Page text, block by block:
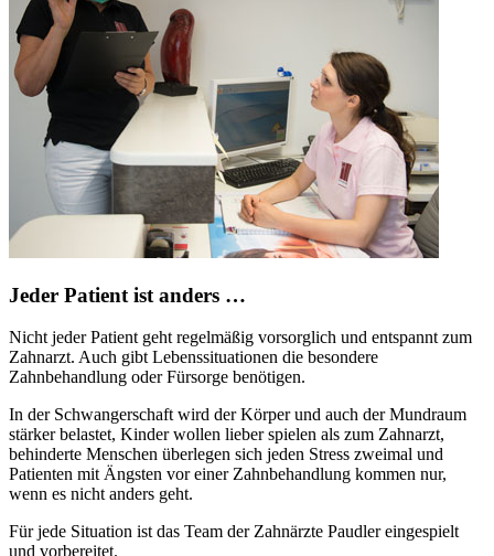
Jeder Patient ist anders …
Nicht jeder Patient geht regelmäßig vorsorglich und entspannt zum
Zahnarzt. Auch gibt Lebenssituationen die besondere
Zahnbehandlung oder Fürsorge benötigen.
In der Schwangerschaft wird der Körper und auch der Mundraum
stärker belastet, Kinder wollen lieber spielen als zum Zahnarzt,
behinderte Menschen überlegen sich jeden Stress zweimal und
Patienten mit Ängsten vor einer Zahnbehandlung kommen nur,
wenn es nicht anders geht.
Für jede Situation ist das Team der Zahnärzte Paudler eingespielt
und vorbereitet.